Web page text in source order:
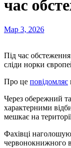
час
Мар 3, 2026
Під час обстеження Біляївської дільниці Нижньодністровський національний природний парк працівники виявили
сліди норки
Про це повідомляє
Через обережний
характерними
мешкає на
Фахівці
червонокнижного